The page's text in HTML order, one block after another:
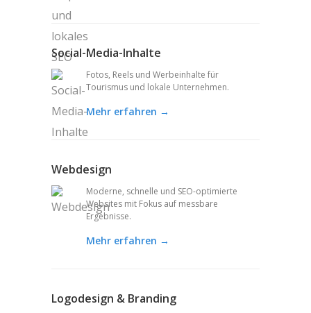
Social-Media-Inhalte
Fotos, Reels und Werbeinhalte für
Tourismus und lokale Unternehmen.
Mehr erfahren →
Webdesign
Moderne, schnelle und SEO-optimierte
Websites mit Fokus auf messbare
Ergebnisse.
Mehr erfahren →
Logodesign & Branding